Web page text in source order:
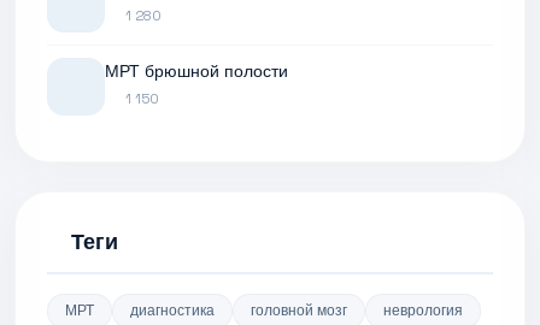
1 280
МРТ брюшной полости
1 150
Теги
МРТ диагностика головной мозг
неврология